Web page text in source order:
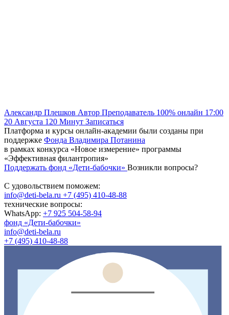
Александр Плешков Автор Преподаватель 100% онлайн 17:00
20 Августа 120 Минут Записаться
Платформа и курсы онлайн-академии были созданы при
поддержке Фонда Владимира Потанина
в рамках конкурса «Новое измерение» программы
«Эффективная филантропия»
Поддержать фонд «Дети-бабочки» Возникли вопросы?
С удовольствием поможем:
info@deti-bela.ru +7 (495) 410-48-88
технические вопросы:
WhatsApp: +7 925 504-58-94
фонд «Дети-бабочки»
info@deti-bela.ru
+7 (495) 410-48-88